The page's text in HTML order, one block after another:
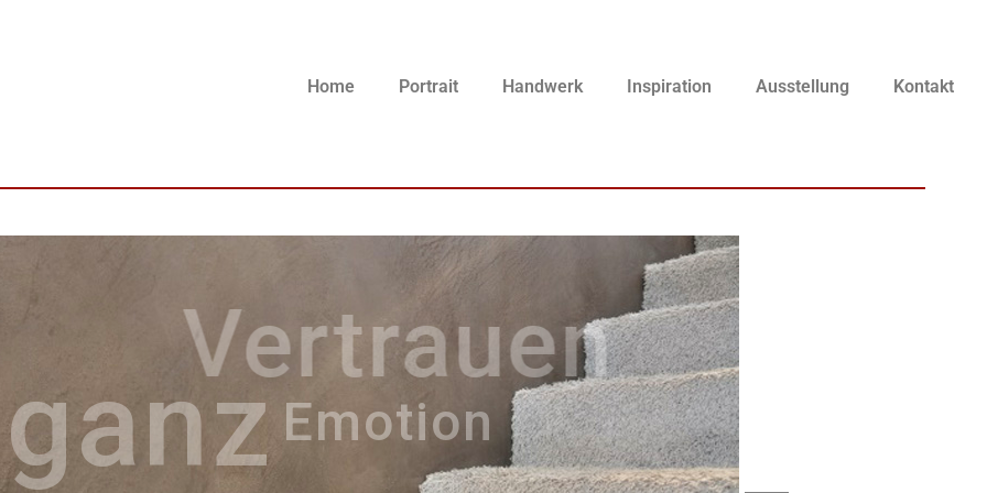
Home Portrait Handwerk Inspiration Ausstellung Kontakt
Emotion
Vertrauen